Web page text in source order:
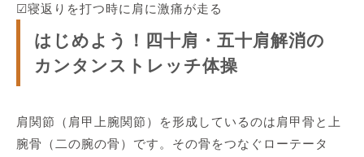
☑寝返りを打つ時に肩に激痛が走る
はじめよう！四十肩・五十肩解消の
カンタンストレッチ体操
肩関節（肩甲上腕関節）を形成しているのは肩甲骨と上
腕骨（二の腕の骨）です。その骨をつなぐローテータ